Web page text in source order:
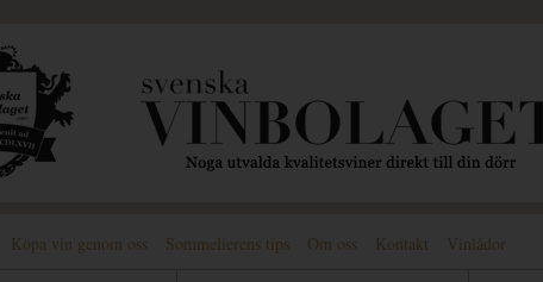
Köpa vin genom oss Sommelierens tips Om oss Kontakt Vinlådor